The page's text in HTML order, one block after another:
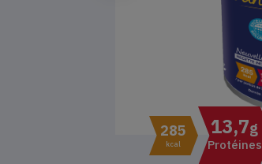
285
kcal
13,7g
Protéines